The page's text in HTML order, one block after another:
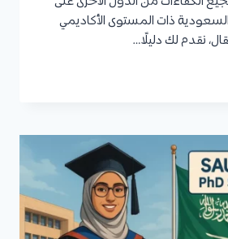
السعودية ذات المستوى الأكاديمي
نقدم لك دليلًا…